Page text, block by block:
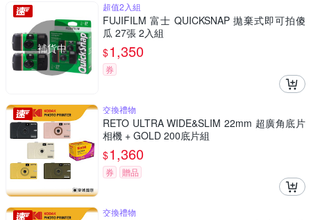
補貨中
超值2入組
FUJIFILM 富士 QUICKSNAP 拋棄式即可拍傻
瓜 27張 2入組
$1,350
券
交換禮物
RETO ULTRA WIDE&SLIM 22mm 超廣角底片
相機 + GOLD 200底片組
$1,360
券 贈品
交換禮物